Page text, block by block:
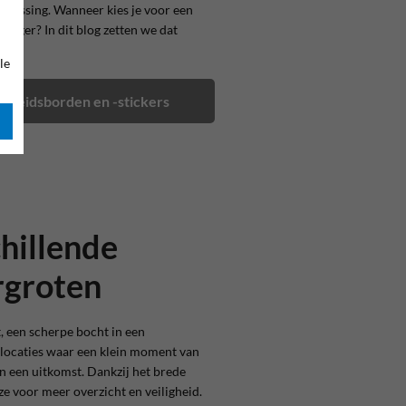
Wanneer kies je voor een
In dit blog zetten we dat
en -stickers
scherpe bocht in een
waar een klein moment van
een uitkomst. Dankzij het brede
voor meer overzicht en veiligheid.